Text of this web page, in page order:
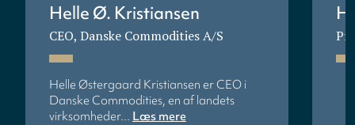
Helle Ø. Kristiansen
CEO, Danske Commodities A/S
Helle Østergaard Kristiansen er CEO i
Danske Commodities, en af landets
virksomheder... Læs mere